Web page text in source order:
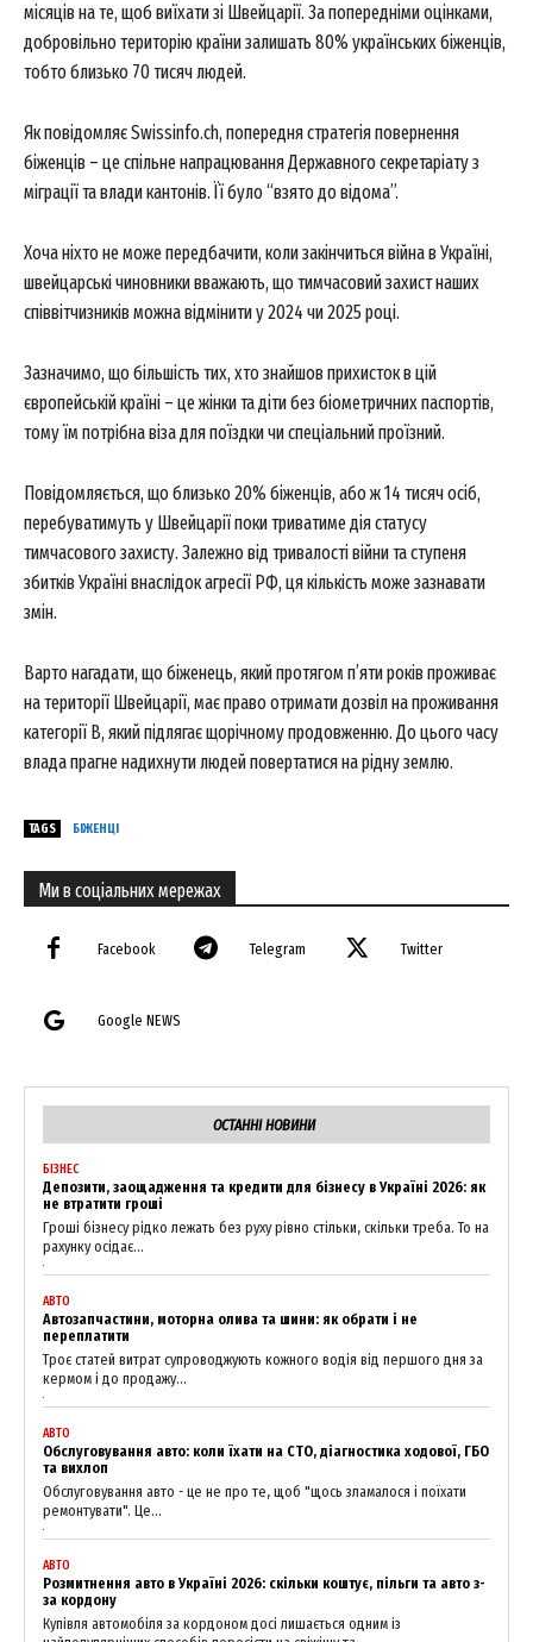
Magazine PRO
місяців на те, щоб виїхати зі Швейцарії. За попередніми оцінками,
добровільно територію країни залишать 80% українських біженців,
тобто близько 70 тисяч людей.
Як повідомляє Swissinfo.ch, попередня стратегія повернення
біженців – це спільне напрацювання Державного секретаріату з
міграції та влади кантонів. Її було “взято до відома”.
Хоча ніхто не може передбачити, коли закінчиться війна в Україні,
швейцарські чиновники вважають, що тимчасовий захист наших
співвітчизників можна відмінити у 2024 чи 2025 році.
Зазначимо, що більшість тих, хто знайшов прихисток в цій
європейській країні – це жінки та діти без біометричних паспортів,
тому їм потрібна віза для поїздки чи спеціальний проїзний.
Повідомляється, що близько 20% біженців, або ж 14 тисяч осіб,
перебуватимуть у Швейцарії поки триватиме дія статусу
тимчасового захисту. Залежно від тривалості війни та ступеня
збитків Україні внаслідок агресії РФ, ця кількість може зазнавати
змін.
Варто нагадати, що біженець, який протягом п’яти років проживає
на території Швейцарії, має право отримати дозвіл на проживання
категорії B, який підлягає щорічному продовженню. До цього часу
влада прагне надихнути людей повертатися на рідну землю.
TAGS БІЖЕНЦІ
Ми в соціальних мережах
Facebook Telegram Twitter
Google NEWS
ОСТАННІ НОВИНИ
БІЗНЕС
Депозити, заощадження та кредити для бізнесу в Україні 2026: як
не втратити гроші
Гроші бізнесу рідко лежать без руху рівно стільки, скільки треба. То на
рахунку осідає...
АВТО
Автозапчастини, моторна олива та шини: як обрати і не
переплатити
Троє статей витрат супроводжують кожного водія від першого дня за
кермом і до продажу...
АВТО
Обслуговування авто: коли їхати на СТО, діагностика ходової, ГБО
та вихлоп
Обслуговування авто - це не про те, щоб "щось зламалося і поїхати
ремонтувати". Це...
АВТО
Розмитнення авто в Україні 2026: скільки коштує, пільги та авто з-
за кордону
Купівля автомобіля за кордоном досі лишається одним із